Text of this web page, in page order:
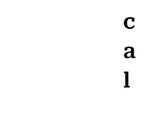
c
a
l